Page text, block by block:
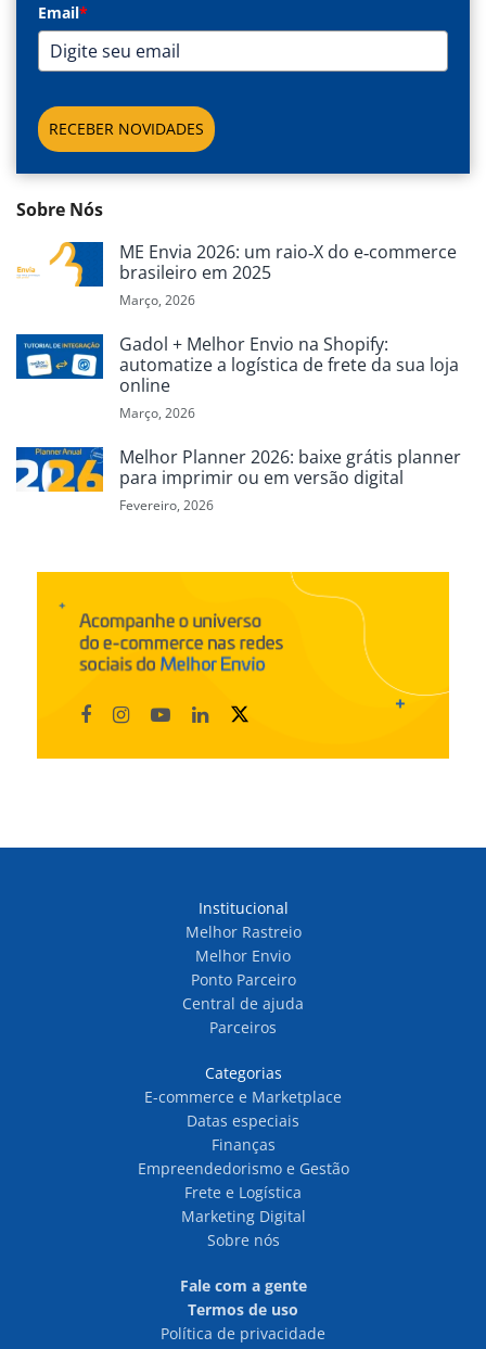
Email*
RECEBER NOVIDADES
Sobre Nós
ME Envia 2026: um raio‑X do e‑commerce
brasileiro em 2025
Março, 2026
Gadol + Melhor Envio na Shopify:
automatize a logística de frete da sua loja
online
Março, 2026
Melhor Planner 2026: baixe grátis planner
para imprimir ou em versão digital
Fevereiro, 2026
Institucional
Melhor Rastreio
Melhor Envio
Ponto Parceiro
Central de ajuda
Parceiros
Categorias
E-commerce e Marketplace
Datas especiais
Finanças
Empreendedorismo e Gestão
Frete e Logística
Marketing Digital
Sobre nós
Fale com a gente
Termos de uso
Política de privacidade